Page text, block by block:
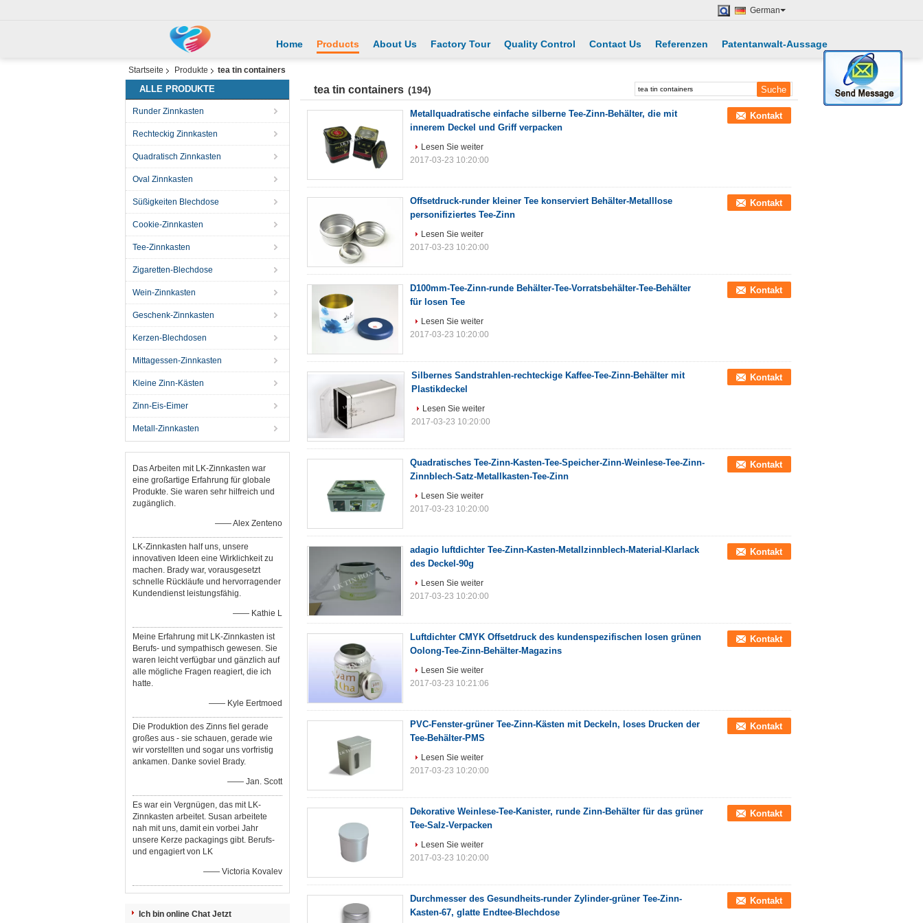
German
Home Products About Us Factory Tour Quality Control Contact Us Referenzen Patentanwalt-Aussage
Startseite Produkte tea tin containers
ALLE PRODUKTE
Runder Zinnkasten
Rechteckig Zinnkasten
Quadratisch Zinnkasten
Oval Zinnkasten
Süßigkeiten Blechdose
Cookie-Zinnkasten
Tee-Zinnkasten
Zigaretten-Blechdose
Wein-Zinnkasten
Geschenk-Zinnkasten
Kerzen-Blechdosen
Mittagessen-Zinnkasten
Kleine Zinn-Kästen
Zinn-Eis-Eimer
Metall-Zinnkasten
Das Arbeiten mit LK-Zinnkasten war
eine großartige Erfahrung für globale
Produkte. Sie waren sehr hilfreich und
zugänglich.
—— Alex Zenteno
LK-Zinnkasten half uns, unsere
innovativen Ideen eine Wirklichkeit zu
machen. Brady war, vorausgesetzt
schnelle Rückläufe und hervorragender
Kundendienst leistungsfähig.
—— Kathie L
Meine Erfahrung mit LK-Zinnkasten ist
Berufs- und sympathisch gewesen. Sie
waren leicht verfügbar und gänzlich auf
alle mögliche Fragen reagiert, die ich
hatte.
—— Kyle Eertmoed
Die Produktion des Zinns fiel gerade
großes aus - sie schauen, gerade wie
wir vorstellten und sogar uns vorfristig
ankamen. Danke soviel Brady.
—— Jan. Scott
Es war ein Vergnügen, das mit LK-
Zinnkasten arbeitet. Susan arbeitete
nah mit uns, damit ein vorbei Jahr
unsere Kerze packagings gibt. Berufs-
und engagiert von LK
—— Victoria Kovalev
Ich bin online Chat Jetzt
tea tin containers (194)
Metallquadratische einfache silberne Tee-Zinn-Behälter, die mit
innerem Deckel und Griff verpacken
Kontakt
Lesen Sie weiter
2017-03-23 10:20:00
Offsetdruck-runder kleiner Tee konserviert Behälter-Metalllose
personifiziertes Tee-Zinn
Kontakt
Lesen Sie weiter
2017-03-23 10:20:00
D100mm-Tee-Zinn-runde Behälter-Tee-Vorratsbehälter-Tee-Behälter
für losen Tee
Kontakt
Lesen Sie weiter
2017-03-23 10:20:00
Silbernes Sandstrahlen-rechteckige Kaffee-Tee-Zinn-Behälter mit
Plastikdeckel
Kontakt
Lesen Sie weiter
2017-03-23 10:20:00
Quadratisches Tee-Zinn-Kasten-Tee-Speicher-Zinn-Weinlese-Tee-Zinn-
Zinnblech-Satz-Metallkasten-Tee-Zinn
Kontakt
Lesen Sie weiter
2017-03-23 10:20:00
adagio luftdichter Tee-Zinn-Kasten-Metallzinnblech-Material-Klarlack
des Deckel-90g
Kontakt
Lesen Sie weiter
2017-03-23 10:20:00
Luftdichter CMYK Offsetdruck des kundenspezifischen losen grünen
Oolong-Tee-Zinn-Behälter-Magazins
Kontakt
Lesen Sie weiter
2017-03-23 10:21:06
PVC-Fenster-grüner Tee-Zinn-Kästen mit Deckeln, loses Drucken der
Tee-Behälter-PMS
Kontakt
Lesen Sie weiter
2017-03-23 10:20:00
Dekorative Weinlese-Tee-Kanister, runde Zinn-Behälter für das grüner
Tee-Salz-Verpacken
Kontakt
Lesen Sie weiter
2017-03-23 10:20:00
Durchmesser des Gesundheits-runder Zylinder-grüner Tee-Zinn-
Kasten-67, glatte Endtee-Blechdose
Kontakt